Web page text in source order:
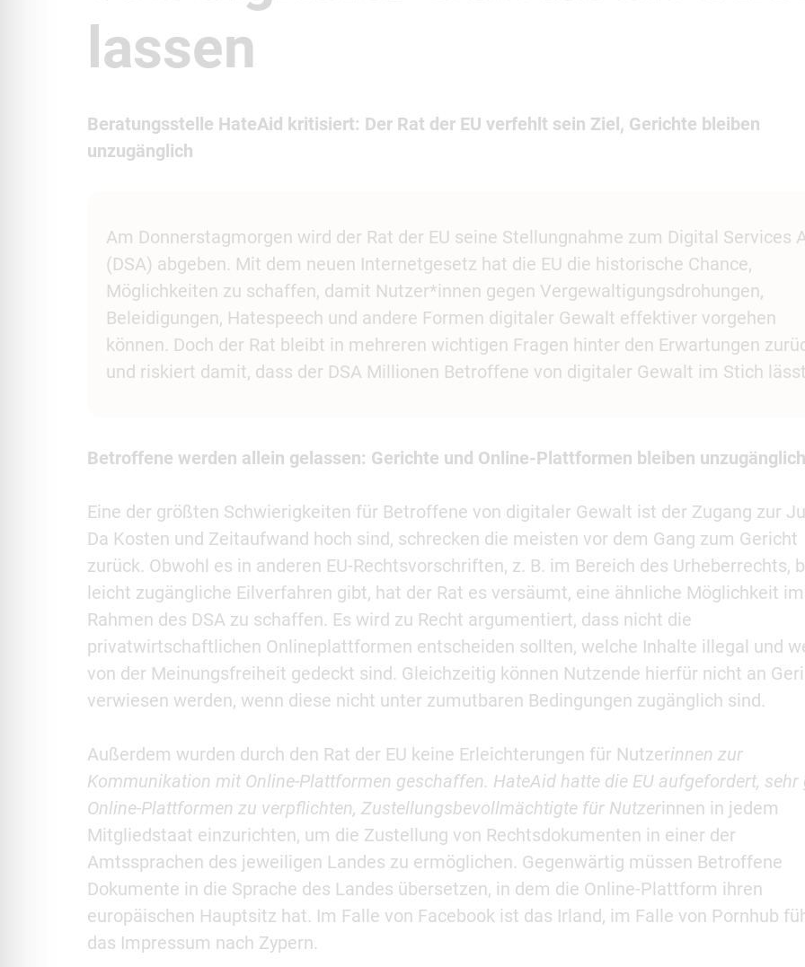
lassen
Beratungsstelle HateAid kritisiert: Der Rat der EU verfehlt sein Ziel, Gerichte bleiben
unzugänglich
Am Donnerstagmorgen wird der Rat der EU seine Stellungnahme zum Digital Services
(DSA) abgeben. Mit dem neuen Internetgesetz hat die EU die historische Chance,
Möglichkeiten zu schaffen, damit Nutzer*innen gegen Vergewaltigungsdrohungen,
Beleidigungen, Hatespeech und andere Formen digitaler Gewalt effektiver vorgehen
können. Doch der Rat bleibt in mehreren wichtigen Fragen hinter den Erwartungen
und riskiert damit, dass der DSA Millionen Betroffene von digitaler Gewalt im Stich
Betroffene werden allein gelassen: Gerichte und Online-Plattformen bleiben unzugänglich
Eine der größten Schwierigkeiten für Betroffene von digitaler Gewalt ist der Zugang zur
Da Kosten und Zeitaufwand hoch sind, schrecken die meisten vor dem Gang zum Gericht
zurück. Obwohl es in anderen EU-Rechtsvorschriften, z. B. im Bereich des Urheberrechts,
leicht zugängliche Eilverfahren gibt, hat der Rat es versäumt, eine ähnliche Möglichkeit im
Rahmen des DSA zu schaffen. Es wird zu Recht argumentiert, dass nicht die
privatwirtschaftlichen Onlineplattformen entscheiden sollten, welche Inhalte illegal und
von der Meinungsfreiheit gedeckt sind. Gleichzeitig können Nutzende hierfür nicht an
verwiesen werden, wenn diese nicht unter zumutbaren Bedingungen zugänglich sind.
Außerdem wurden durch den Rat der EU keine Erleichterungen für Nutzerinnen zur
Kommunikation mit Online-Plattformen geschaffen. HateAid hatte die EU aufgefordert, sehr
Online-Plattformen zu verpflichten, Zustellungsbevollmächtigte für Nutzerinnen in jedem
Mitgliedstaat einzurichten, um die Zustellung von Rechtsdokumenten in einer der
Amtssprachen des jeweiligen Landes zu ermöglichen. Gegenwärtig müssen Betroffene
Dokumente in die Sprache des Landes übersetzen, in dem die Online-Plattform ihren
europäischen Hauptsitz hat. Im Falle von Facebook ist das Irland, im Falle von Pornhub
das Impressum nach Zypern.